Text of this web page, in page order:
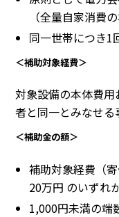
（全量自家消費
同一世帯につき1
＜補助対象経費＞
対象設備の本体費
者と同一とみなせる
＜補助金の額＞
補助対象経費（
20万円 のいずれ
1,000円未満の端